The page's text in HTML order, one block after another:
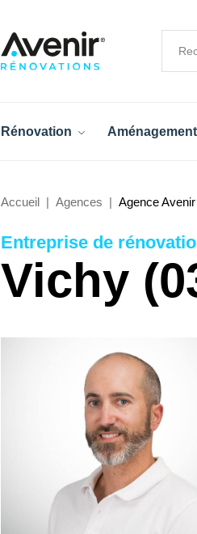
Rénovation Aménagement
Accueil Agences Agence
Entreprise de
Vichy